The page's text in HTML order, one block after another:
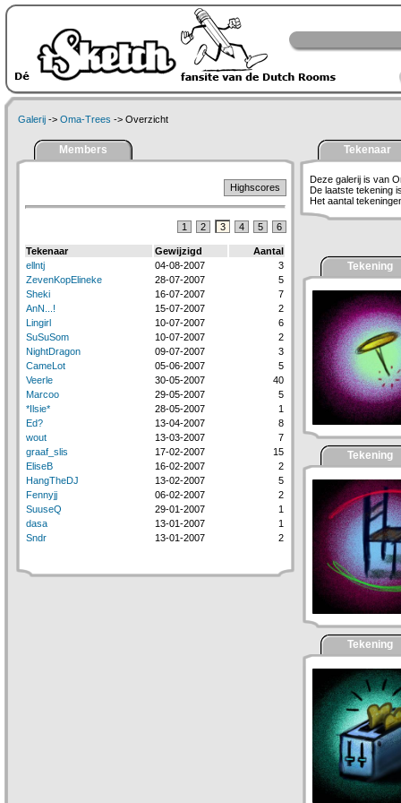
Galerij -> Oma-Trees -> Overzicht
Members
Highscores
1 2 3 4 5 6
Tekenaar Gewijzigd
Aantal
ellntj
04-08-2007
3
ZevenKopElineke
28-07-2007
5
Sheki
16-07-2007
7
AnN...!
15-07-2007
2
Lingirl
10-07-2007
6
SuSuSom
10-07-2007
2
NightDragon
09-07-2007
3
CameLot
05-06-2007
5
Veerle
30-05-2007
40
Marcoo
29-05-2007
5
*Ilsie*
28-05-2007
1
Ed?
13-04-2007
8
wout
13-03-2007
7
graaf_slis
17-02-2007
15
EliseB
16-02-2007
2
HangTheDJ
13-02-2007
5
Fennyjj
06-02-2007
2
SuuseQ
29-01-2007
1
dasa
13-01-2007
1
Sndr
13-01-2007 2
Tekenaar
Deze galerij is van
De laatste tekening
Het aantal
Tekening
Tekening
Tekening